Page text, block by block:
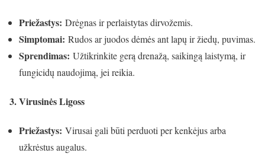
Priežastys: Drėgnas ir perlaistytas dirvožemis.
Simptomai: Rudos ar juodos dėmės ant lapų ir žiedų, puvimas.
Sprendimas: Užtikrinkite gerą drenažą, saikingą laistymą, ir
fungicidų naudojimą, jei reikia.
3. Virusinės Ligoss
Priežastys: Virusai gali būti perduoti per kenkėjus arba
užkrėstus augalus.